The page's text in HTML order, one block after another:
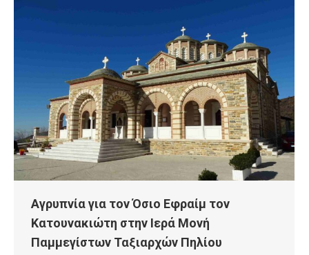
Αγρυπνία για τον Όσιο Εφραίμ τον
Κατουνακιώτη στην Ιερά Μονή
Παμμεγίστων Ταξιαρχών Πηλίου